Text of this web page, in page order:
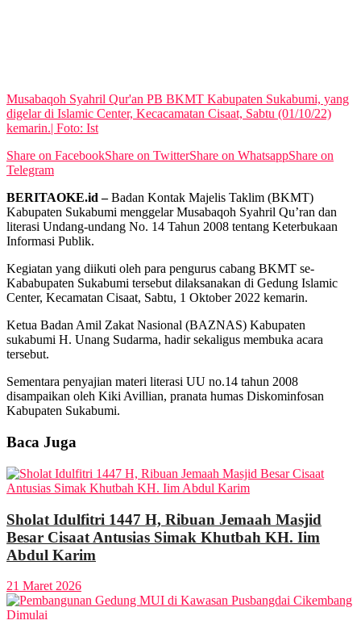
Musabaqoh Syahril Qur'an PB BKMT Kabupaten Sukabumi, yang
digelar di Islamic Center, Kecacamatan Cisaat, Sabtu (01/10/22)
kemarin.| Foto: Ist
Share on FacebookShare on TwitterShare on WhatsappShare on
Telegram
BERITAOKE.id –Badan Kontak Majelis Taklim (BKMT)
Kabupaten Sukabumi menggelar Musabaqoh Syahril Qu’ran dan
literasi Undang-undang No. 14 Tahun 2008 tentang Keterbukaan
Informasi Publik.
Kegiatan yang diikuti oleh para pengurus cabang BKMT se-
Kababupaten Sukabumi tersebut dilaksanakan di Gedung Islamic
Center, Kecamatan Cisaat, Sabtu, 1 Oktober 2022 kemarin.
Ketua Badan Amil Zakat Nasional (BAZNAS) Kabupaten
sukabumi H. Unang Sudarma, hadir sekaligus membuka acara
tersebut.
Sementara penyajian materi literasi UU no.14 tahun 2008
disampaikan oleh Kiki Avillian, pranata humas Diskominfosan
Kabupaten Sukabumi.
Baca Juga
Sholat Idulfitri 1447 H, Ribuan Jemaah Masjid
Besar Cisaat Antusias Simak Khutbah KH. Iim
Abdul Karim
21 Maret 2026